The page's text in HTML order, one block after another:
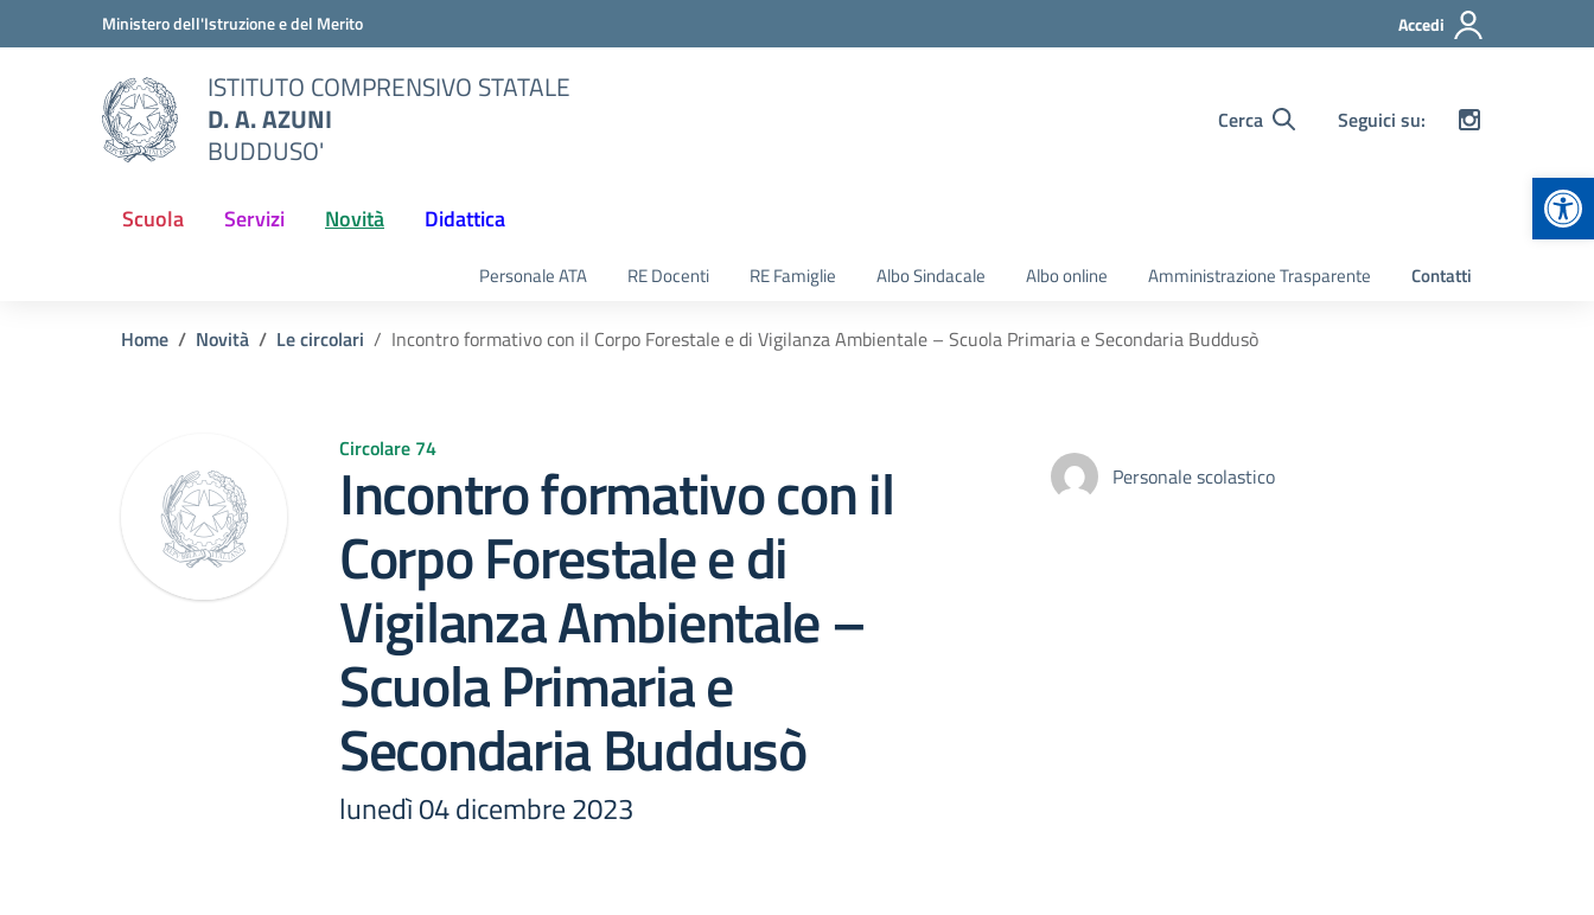
Vai ai contenuti
Vai al menu di navigazioneMinistero dell'Istruzione e del Merito Accedi
ISTITUTO COMPRENSIVO STATALE
D. A. AZUNI
BUDDUSO'
Cerca Seguici su:
Scuola Servizi Novità Didattica
Personale ATA RE Docenti RE Famiglie Albo Sindacale Albo online Amministrazione Trasparente Contatti
Home Novità Le circolari Incontro formativo con il Corpo Forestale e di Vigilanza Ambientale – Scuola Primaria e Secondaria Buddusò
Circolare 74
Incontro formativo con il
Corpo Forestale e di
Vigilanza Ambientale –
Scuola Primaria e
Secondaria Buddusò
lunedì 04 dicembre 2023
Personale scolastico